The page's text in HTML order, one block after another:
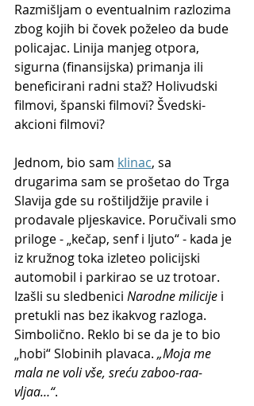
Razmišljam o eventualnim razlozima
zbog kojih bi čovek poželeo da bude
policajac. Linija manjeg otpora,
sigurna (finansijska) primanja ili
beneficirani radni staž? Holivudski
filmovi, španski filmovi? Švedski-
akcioni filmovi?
Jednom, bio sam klinac, sa
drugarima sam se prošetao do Trga
Slavija gde su roštiljdžije pravile i
prodavale pljeskavice. Poručivali smo
priloge - „kečap, senf i ljuto“ - kada je
iz kružnog toka izleteo policijski
automobil i parkirao se uz trotoar.
Izašli su sledbenici Narodne milicije i
pretukli nas bez ikakvog razloga.
Simbolično. Reklo bi se da je to bio
„hobi“ Slobinih plavaca. „Moja me
mala ne voli vše, sreću zaboo-raa-
vljaa…“.